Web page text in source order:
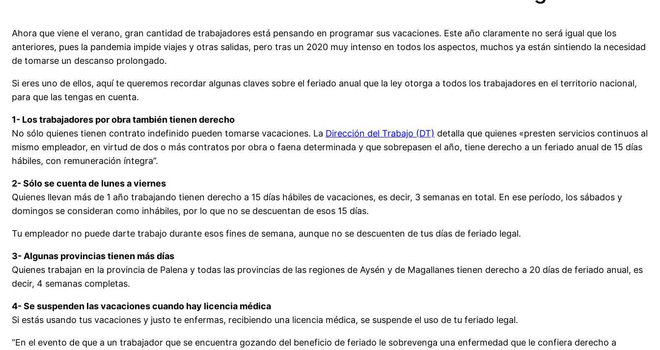
Ahora que viene el verano, gran cantidad de trabajadores está pensando en programar sus vacaciones. Este año claramente no será igual que los
anteriores, pues la pandemia impide viajes y otras salidas, pero tras un 2020 muy intenso en todos los aspectos, muchos ya están sintiendo la necesidad
de tomarse un descanso prolongado.
Si eres uno de ellos, aquí te queremos recordar algunas claves sobre el feriado anual que la ley otorga a todos los trabajadores en el territorio nacional,
para que las tengas en cuenta.
1- Los trabajadores por obra también tienen derecho
No sólo quienes tienen contrato indefinido pueden tomarse vacaciones. La Dirección del Trabajo (DT) detalla que quienes «presten servicios continuos al
mismo empleador, en virtud de dos o más contratos por obra o faena determinada y que sobrepasen el año, tiene derecho a un feriado anual de 15 días
hábiles, con remuneración íntegra”.
2- Sólo se cuenta de lunes a viernes
Quienes llevan más de 1 año trabajando tienen derecho a 15 días hábiles de vacaciones, es decir, 3 semanas en total. En ese período, los sábados y
domingos se consideran como inhábiles, por lo que no se descuentan de esos 15 días.
Tu empleador no puede darte trabajo durante esos fines de semana, aunque no se descuenten de tus días de feriado legal.
3- Algunas provincias tienen más días
Quienes trabajan en la provincia de Palena y todas las provincias de las regiones de Aysén y de Magallanes tienen derecho a 20 días de feriado anual, es
decir, 4 semanas completas.
4- Se suspenden las vacaciones cuando hay licencia médica
Si estás usando tus vacaciones y justo te enfermas, recibiendo una licencia médica, se suspende el uso de tu feriado legal.
“En el evento de que a un trabajador que se encuentra gozando del beneficio de feriado le sobrevenga una enfermedad que le confiera derecho a